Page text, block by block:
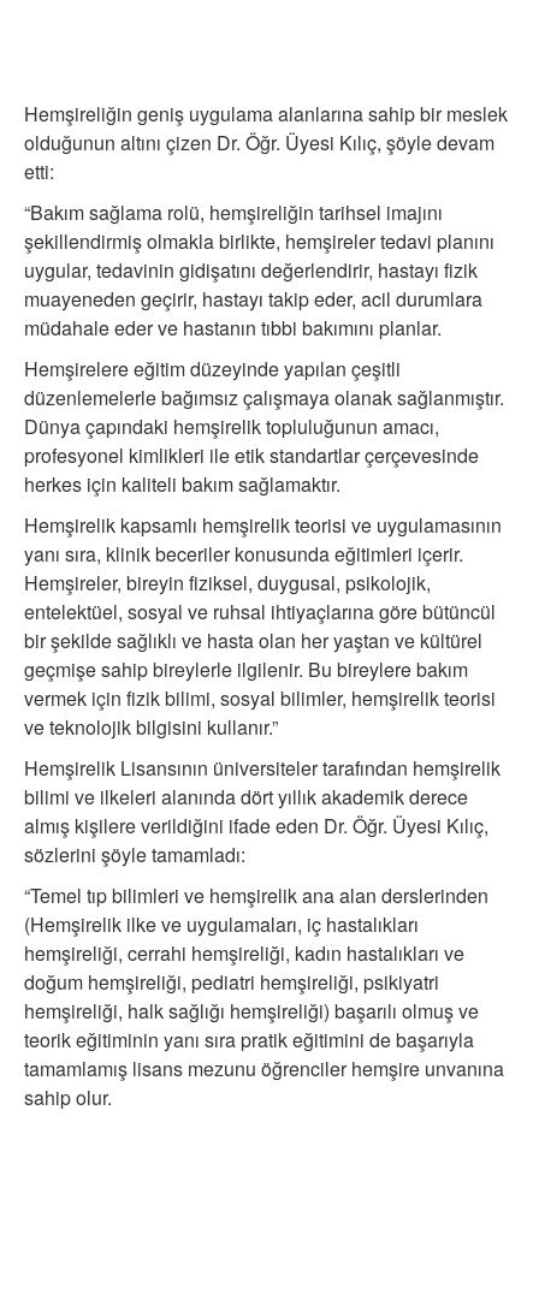
Hemşireliğin geniş uygulama alanlarına sahip bir meslek
olduğunun altını çizen Dr. Öğr. Üyesi Kılıç, şöyle devam
etti:
“Bakım sağlama rolü, hemşireliğin tarihsel imajını
şekillendirmiş olmakla birlikte, hemşireler tedavi planını
uygular, tedavinin gidişatını değerlendirir, hastayı fizik
muayeneden geçirir, hastayı takip eder, acil durumlara
müdahale eder ve hastanın tıbbi bakımını planlar.
Hemşirelere eğitim düzeyinde yapılan çeşitli
düzenlemelerle bağımsız çalışmaya olanak sağlanmıştır.
Dünya çapındaki hemşirelik topluluğunun amacı,
profesyonel kimlikleri ile etik standartlar çerçevesinde
herkes için kaliteli bakım sağlamaktır.
Hemşirelik kapsamlı hemşirelik teorisi ve uygulamasının
yanı sıra, klinik beceriler konusunda eğitimleri içerir.
Hemşireler, bireyin fiziksel, duygusal, psikolojik,
entelektüel, sosyal ve ruhsal ihtiyaçlarına göre bütüncül
bir şekilde sağlıklı ve hasta olan her yaştan ve kültürel
geçmişe sahip bireylerle ilgilenir. Bu bireylere bakım
vermek için fizik bilimi, sosyal bilimler, hemşirelik teorisi
ve teknolojik bilgisini kullanır.”
Hemşirelik Lisansının üniversiteler tarafından hemşirelik
bilimi ve ilkeleri alanında dört yıllık akademik derece
almış kişilere verildiğini ifade eden Dr. Öğr. Üyesi Kılıç,
sözlerini şöyle tamamladı:
“Temel tıp bilimleri ve hemşirelik ana alan derslerinden
(Hemşirelik ilke ve uygulamaları, iç hastalıkları
hemşireliği, cerrahi hemşireliği, kadın hastalıkları ve
doğum hemşireliği, pediatri hemşireliği, psikiyatri
hemşireliği, halk sağlığı hemşireliği) başarılı olmuş ve
teorik eğitiminin yanı sıra pratik eğitimini de başarıyla
tamamlamış lisans mezunu öğrenciler hemşire unvanına
sahip olur.